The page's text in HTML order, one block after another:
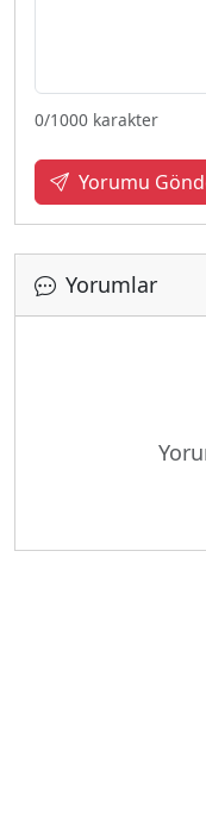
0/1000 karakter
Yorumu
Yorumlar